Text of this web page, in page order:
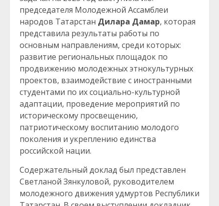
председателя Молодежной Ассамблеи
народов Татарстан Дилара Дамар, которая
представила результаты работы по
основным направлениям, среди которых:
развитие региональных площадок по
продвижению молодежных этнокультурных
проектов, взаимодействие с иностранными
студентами по их социально-культурной
адаптации, проведение мероприятий по
историческому просвещению,
патриотическому воспитанию молодого
поколения и укреплению единства
российской нации.
Содержательный доклад был представлен
Светланой Зянкуловой, руководителем
молодежного движения удмуртов Республики